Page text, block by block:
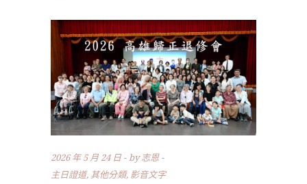
2026 年 5 月 24 日 by志恩
主日證道, 其他分類, 影音文字